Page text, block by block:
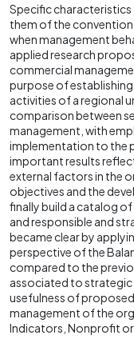
Specific
them of the
when management
applied research
commercial
purpose of
activities of a regional
comparison between
management, with
implementation to the
important results
external factors in the
objectives and the
finally build a catalog
and responsible and
became clear by
perspective of the
compared to the
associated to
usefulness of
management of the
Indicators, Nonprofit